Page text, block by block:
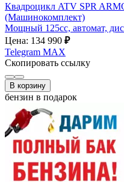
Квадроцикл ATV SPR
(Машинокомплект)
Мощный 125cc, автомат,
Цена: 134 990 ₽
Telegram MAX
Скопировать ссылку
В корзину
бензин в подарок